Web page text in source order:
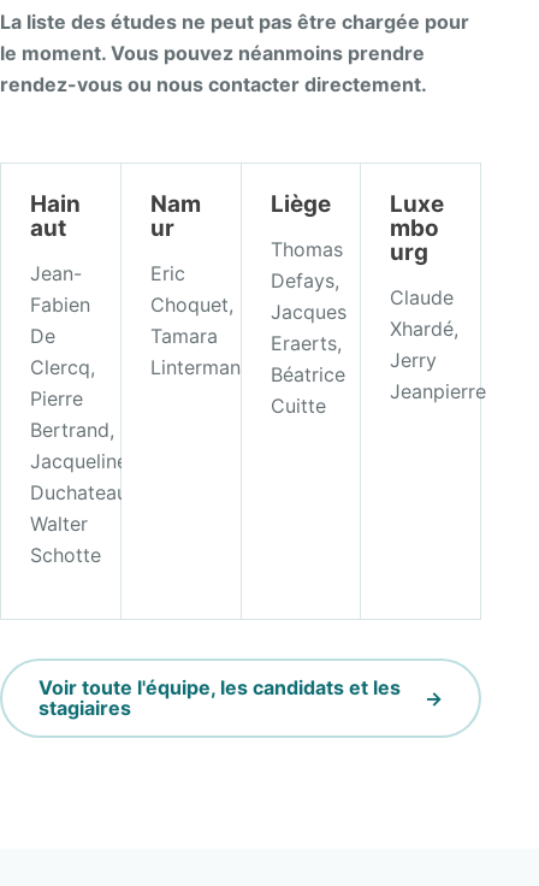
La liste des études ne peut pas être chargée pour
le moment. Vous pouvez néanmoins prendre
rendez-vous ou nous contacter directement.
Hain
aut
Jean-
Fabien
De
Clercq,
Pierre
Bertrand,
Jacqueline
Duchateau,
Walter
Schotte
Nam
ur
Eric
Choquet,
Tamara
Lintermans
Liège
Thomas
Defays,
Jacques
Eraerts,
Béatrice
Cuitte
Luxe
mbo
urg
Claude
Xhardé,
Jerry
Jeanpierre
Voir toute l'équipe, les candidats et les
stagiaires